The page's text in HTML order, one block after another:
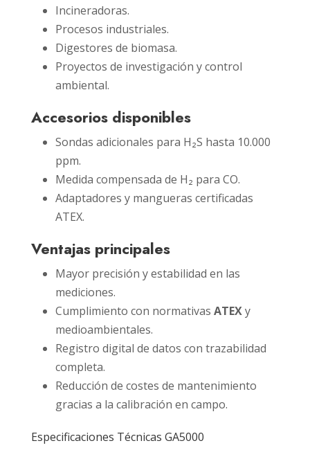
Incineradoras.
Procesos industriales.
Digestores de biomasa.
Proyectos de investigación y control
ambiental.
Accesorios disponibles
Sondas adicionales para H₂S hasta 10.000
ppm.
Medida compensada de H₂ para CO.
Adaptadores y mangueras certificadas
ATEX.
Ventajas principales
Mayor precisión y estabilidad en las
mediciones.
Cumplimiento con normativas ATEXy
medioambientales.
Registro digital de datos con trazabilidad
completa.
Reducción de costes de mantenimiento
gracias a la calibración en campo.
Especificaciones Técnicas GA5000